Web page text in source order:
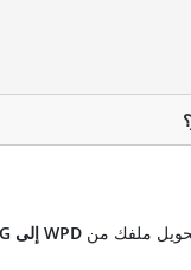
WPD إلى JPG